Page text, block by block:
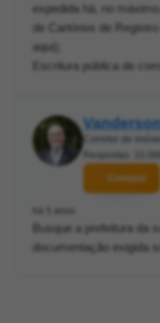
expedida há, no
de Cartórios de
aqui);
Escritura pública de
Contatar
Busque a prefeitura da
documentação exigida